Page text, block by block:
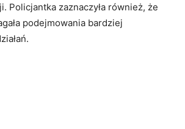
Policjantka zaznaczyła również, że
podejmowania bardziej